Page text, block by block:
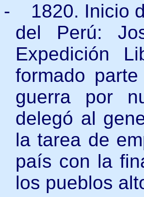
-
1820. Inicio
del Perú:
Expedición
formado
guerra por
delegó al
la tarea de
país con la
los pueblos